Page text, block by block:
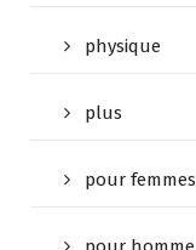
physique
plus
pour femmes